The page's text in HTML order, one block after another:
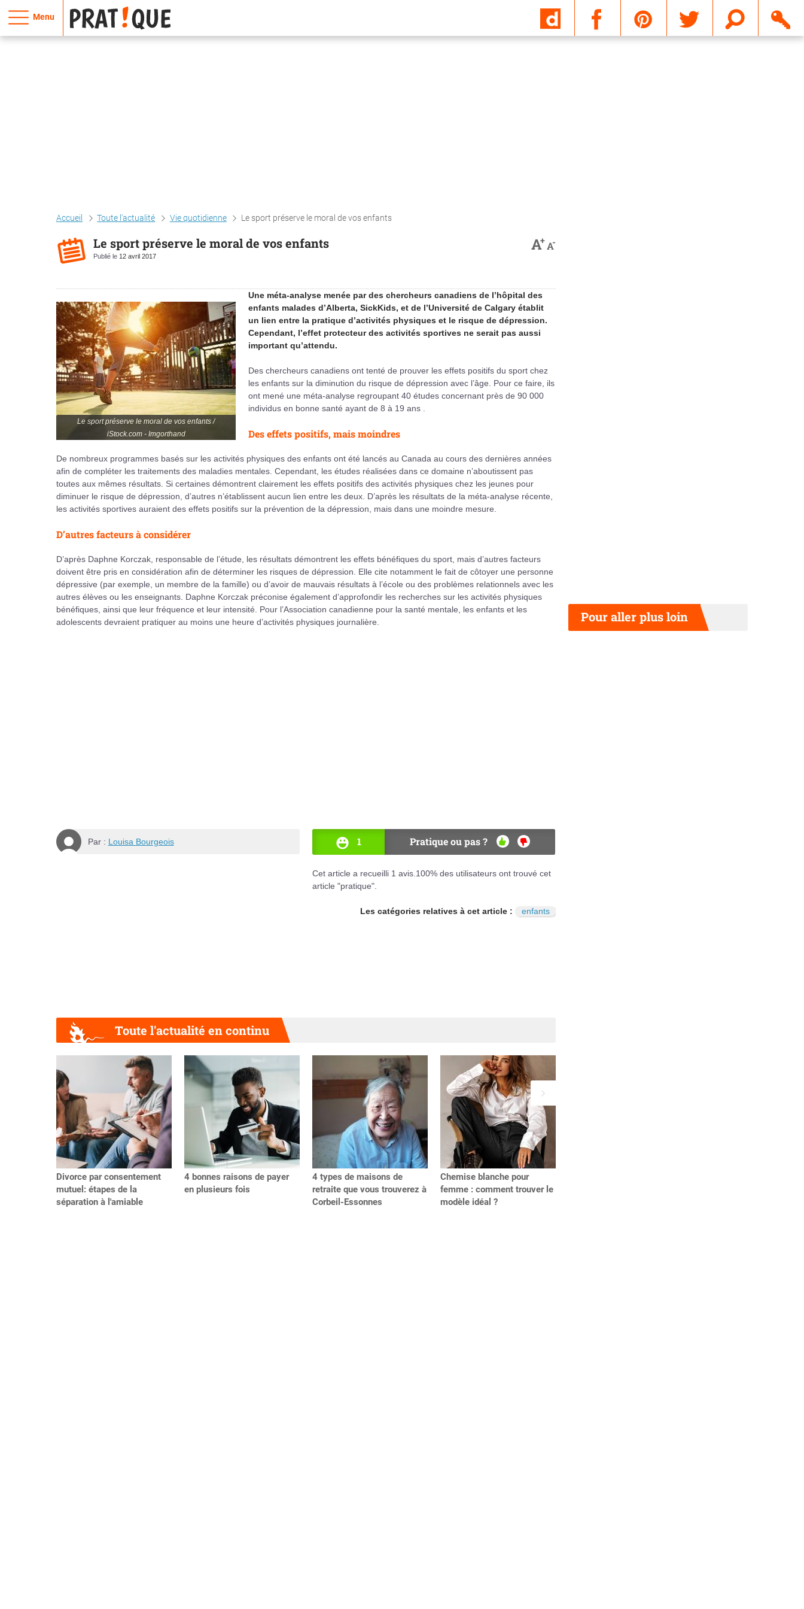
Menu
Accueil Toute l'actualité Vie quotidienne Le sport préserve le moral de vos enfants
Le sport préserve le moral de vos enfants
Publié le 12 avril 2017
A+A-
Le sport préserve le moral de vos enfants /
iStock.com - Imgorthand
Une méta-analyse menée par des chercheurs canadiens de l’hôpital des
enfants malades d’Alberta, SickKids, et de l’Université de Calgary établit
un lien entre la pratique d’activités physiques et le risque de dépression.
Cependant, l’effet protecteur des activités sportives ne serait pas aussi
important qu’attendu.
Des chercheurs canadiens ont tenté de prouver les effets positifs du sport chez
les enfants sur la diminution du risque de dépression avec l’âge. Pour ce faire, ils
ont mené une méta-analyse regroupant 40 études concernant près de 90 000
individus en bonne santé ayant de 8 à 19 ans .
Des effets positifs, mais moindres
De nombreux programmes basés sur les activités physiques des enfants ont été lancés au Canada au cours des dernières années
afin de compléter les traitements des maladies mentales. Cependant, les études réalisées dans ce domaine n’aboutissent pas
toutes aux mêmes résultats. Si certaines démontrent clairement les effets positifs des activités physiques chez les jeunes pour
diminuer le risque de dépression, d’autres n’établissent aucun lien entre les deux. D’après les résultats de la méta-analyse récente,
les activités sportives auraient des effets positifs sur la prévention de la dépression, mais dans une moindre mesure.
D’autres facteurs à considérer
D’après Daphne Korczak, responsable de l’étude, les résultats démontrent les effets bénéfiques du sport, mais d’autres facteurs
doivent être pris en considération afin de déterminer les risques de dépression. Elle cite notamment le fait de côtoyer une personne
dépressive (par exemple, un membre de la famille) ou d’avoir de mauvais résultats à l’école ou des problèmes relationnels avec les
autres élèves ou les enseignants. Daphne Korczak préconise également d’approfondir les recherches sur les activités physiques
bénéfiques, ainsi que leur fréquence et leur intensité. Pour l’Association canadienne pour la santé mentale, les enfants et les
adolescents devraient pratiquer au moins une heure d’activités physiques journalière.
Par : Louisa Bourgeois 1 Pratique ou pas ?
OUI NON
Cet article a recueilli 1 avis. 100% des utilisateurs ont trouvé cet
article "pratique".
Les catégories relatives à cet article : enfants
Toute l'actualité en continu
Divorce par consentement
mutuel: étapes de la
séparation à l'amiable
4 bonnes raisons de payer
en plusieurs fois
4 types de maisons de
retraite que vous trouverez à
Corbeil-Essonnes
Chemise blanche pour
femme : comment trouver le
modèle idéal ?
Précédent
Pour aller plus loin